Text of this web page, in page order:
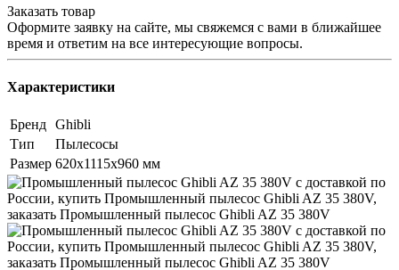
Заказать товар
Оформите заявку на сайте, мы свяжемся с вами в ближайшее
время и ответим на все интересующие вопросы.
Характеристики
Бренд Ghibli
Тип
Пылесосы
Размер 620х1115х960 мм